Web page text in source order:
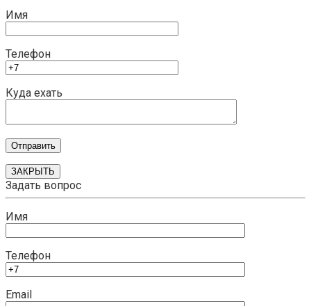
Имя
Телефон
Куда ехать
ЗАКРЫТЬ
Задать вопрос
Имя
Телефон
Email